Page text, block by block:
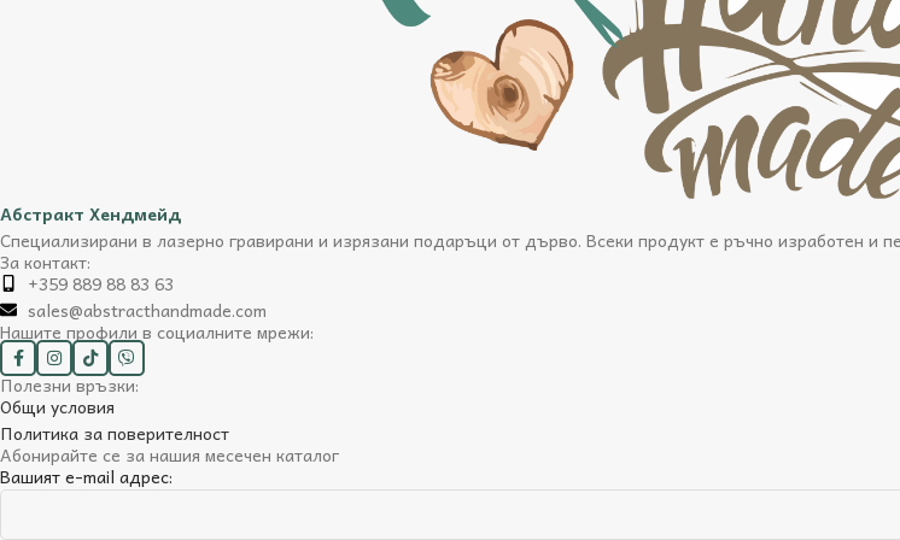
Абстракт Хендмейд
Специализирани в лазерно гравирани и изрязани подаръци от дърво. Всеки продукт е ръчно изработен и
За контакт:
+359 889 88 83 63
sales@abstracthandmade.com
Нашите профили в социалните мрежи:
Полезни връзки:
Общи условия
Политика за поверителност
Абонирайте се за нашия месечен каталог
Вашият e-mail адрес: